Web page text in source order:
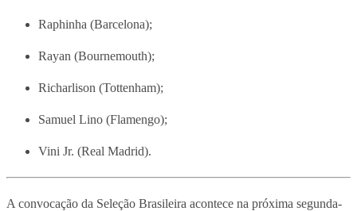
Raphinha (Barcelona);
Rayan (Bournemouth);
Richarlison (Tottenham);
Samuel Lino (Flamengo);
Vini Jr. (Real Madrid).
A convocação da Seleção Brasileira acontece na próxima segunda-